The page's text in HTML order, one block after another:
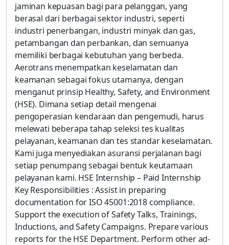
jaminan kepuasan bagi para pelanggan, yang
berasal dari berbagai sektor industri, seperti
industri penerbangan, industri minyak dan gas,
petambangan dan perbankan, dan semuanya
memiliki berbagai kebutuhan yang berbeda.
Aerotrans menempatkan keselamatan dan
keamanan sebagai fokus utamanya, dengan
menganut prinsip Healthy, Safety, and Environment
(HSE). Dimana setiap detail mengenai
pengoperasian kendaraan dan pengemudi, harus
melewati beberapa tahap seleksi tes kualitas
pelayanan, keamanan dan tes standar keselamatan.
Kami juga menyediakan asuransi perjalanan bagi
setiap penumpang sebagai bentuk keutamaan
pelayanan kami. HSE Internship – Paid Internship
Key Responsibilities : Assist in preparing
documentation for ISO 45001:2018 compliance.
Support the execution of Safety Talks, Trainings,
Inductions, and Safety Campaigns. Prepare various
reports for the HSE Department. Perform other ad-